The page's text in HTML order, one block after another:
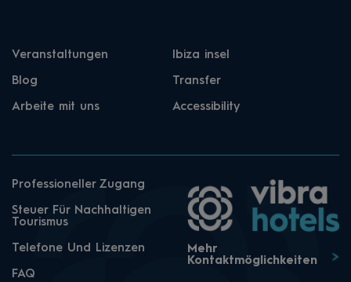
Veranstaltungen Ibiza insel
Blog Transfer
Arbeite mit uns Accessibility
Professioneller Zugang
Steuer Für Nachhaltigen
Tourismus
Telefone Und Lizenzen
FAQ
Mehr
Kontaktmöglichkeiten